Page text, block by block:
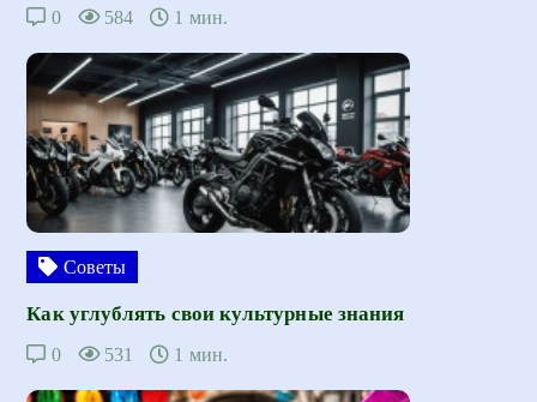
0 584 1 мин.
Советы
Как углублять свои культурные знания
0 531 1 мин.